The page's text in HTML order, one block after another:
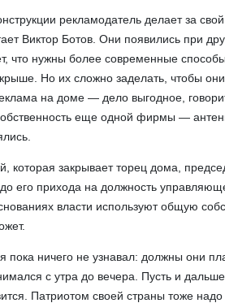
рекламодатель делает за
Виктор Ботов. Они появились при
что нужны более современные
Но их сложно заделать, чтобы
на доме — дело выгодное,
еще одной фирмы —
которая закрывает торец дома,
его прихода на должность
власти используют общую
пока ничего не узнавал: должны они
с утра до вечера. Пусть и
Патриотом своей страны тоже надо